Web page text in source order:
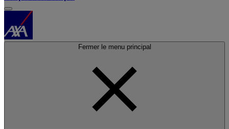
Fermer le menu principal